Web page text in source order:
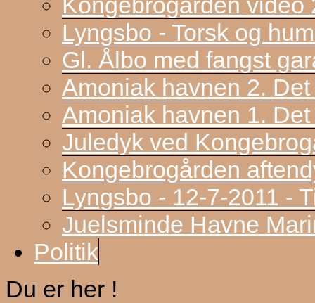
Lyngsbo - Torsk og
Gl. Ålbo med fangst
Amoniak havnen 2.
Amoniak havnen 1.
Juledyk ved
Kongebrogården
Lyngsbo - 12-7-2011 -
Juelsminde Havne
Politik
Du er her !